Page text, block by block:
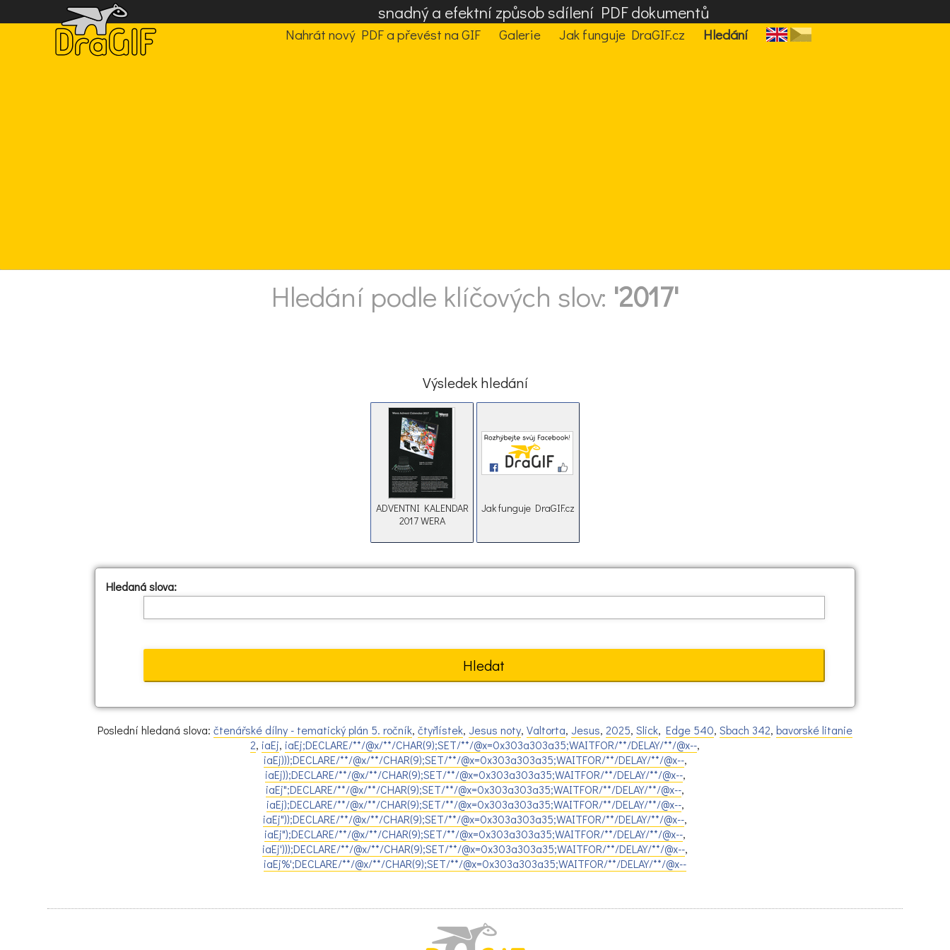
snadný a efektní způsob sdílení PDF dokumentů
Nahrát nový PDF a převést na GIF Galerie Jak funguje DraGIF.cz Hledání
Hledání podle klíčových slov: '2017'
Výsledek hledání
ADVENTNI KALENDAR
2017 WERA
Jak funguje DraGIF.cz
Hledaná slova:
Poslední hledaná slova: čtenářské dílny - tematický plán 5. ročník, čtyřlístek, Jesus noty, Valtorta, Jesus, 2025, Slick, Edge 540, Sbach 342, bavorské litanie
2, iaEj, iaEj;DECLARE/**/@x/**/CHAR(9);SET/**/@x=0x303a303a35;WAITFOR/**/DELAY/**/@x--,
iaEj)));DECLARE/**/@x/**/CHAR(9);SET/**/@x=0x303a303a35;WAITFOR/**/DELAY/**/@x--,
iaEj));DECLARE/**/@x/**/CHAR(9);SET/**/@x=0x303a303a35;WAITFOR/**/DELAY/**/@x--,
iaEj";DECLARE/**/@x/**/CHAR(9);SET/**/@x=0x303a303a35;WAITFOR/**/DELAY/**/@x--,
iaEj);DECLARE/**/@x/**/CHAR(9);SET/**/@x=0x303a303a35;WAITFOR/**/DELAY/**/@x--,
iaEj"));DECLARE/**/@x/**/CHAR(9);SET/**/@x=0x303a303a35;WAITFOR/**/DELAY/**/@x--,
iaEj");DECLARE/**/@x/**/CHAR(9);SET/**/@x=0x303a303a35;WAITFOR/**/DELAY/**/@x--,
iaEj')));DECLARE/**/@x/**/CHAR(9);SET/**/@x=0x303a303a35;WAITFOR/**/DELAY/**/@x--,
iaEj%';DECLARE/**/@x/**/CHAR(9);SET/**/@x=0x303a303a35;WAITFOR/**/DELAY/**/@x--